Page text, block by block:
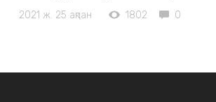
2021 ж. 25 ақпан 1802 0